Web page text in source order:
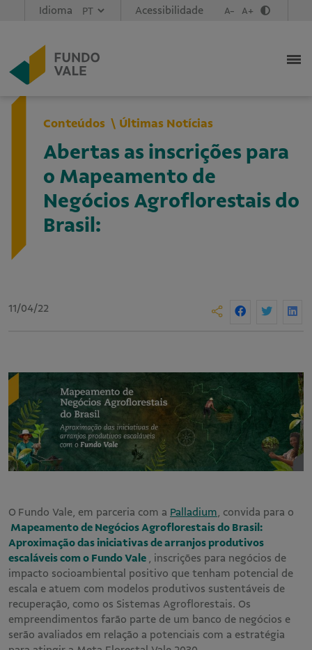
Idioma Acessibilidade A- A+
Conteúdos Últimas Notícias
Abertas as inscrições para
o Mapeamento de
Negócios Agroflorestais do
Brasil:
11/04/22
O Fundo Vale, em parceria com a Palladium, convida para o
Mapeamento de Negócios Agroflorestais do Brasil:
Aproximação das iniciativas de arranjos produtivos
escaláveis com o Fundo Vale , inscrições para negócios de
impacto socioambiental positivo que tenham potencial de
escala e atuem com modelos produtivos sustentáveis de
recuperação, como os Sistemas Agroflorestais. Os
empreendimentos farão parte de um banco de negócios e
serão avaliados em relação a potenciais com a estratégia